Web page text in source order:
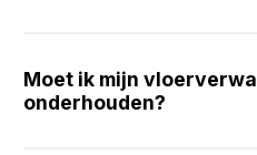
Moet ik mijn
onderhouden?